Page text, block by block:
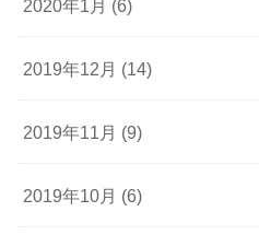
2020年1月 (6)
2019年12月 (14)
2019年11月 (9)
2019年10月 (6)